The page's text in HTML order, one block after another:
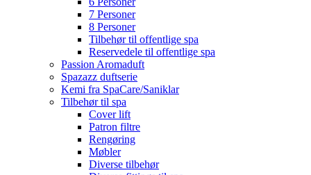
7 Personer
8 Personer
Tilbehør til offentlige spa
Reservedele til offentlige spa
Passion Aromaduft
Spazazz duftserie
Kemi fra SpaCare/Saniklar
Tilbehør til spa
Cover lift
Patron filtre
Rengøring
Møbler
Diverse tilbehør